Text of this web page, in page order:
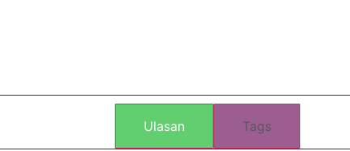
Ulasan Tags